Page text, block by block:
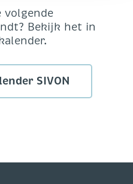
volgende
Bekijk het in
SIVON